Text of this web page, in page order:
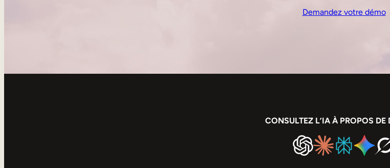
Demandez votre démo
CONSULTEZ L’IA À PROPOS DE